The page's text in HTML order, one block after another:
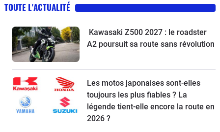
TOUTE L'ACTUALITÉ
Kawasaki Z500 2027 : le roadster
A2 poursuit sa route sans révolution
Les motos japonaises sont-elles
toujours les plus fiables ? La
légende tient-elle encore la route en
2026 ?